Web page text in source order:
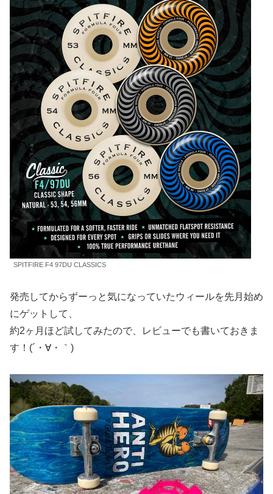
SPITFIRE F4 97DU CLASSICS
発売してからずーっと気になっていたウィールを先月始め
にゲットして、
約2ヶ月ほど試してみたので、レビューでも書いておきま
す！(´・∀・｀)